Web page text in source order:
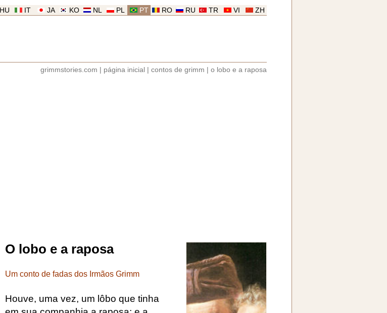
ZH
VI
TR
RU
RO
PT
PL
NL
KO
JA
IT
HU
grimmstories.com página inicial contos de grimm o lobo e a raposa
O lobo e a raposa
Um conto de fadas dos Irmãos Grimm
Houve, uma vez, um lôbo que tinha